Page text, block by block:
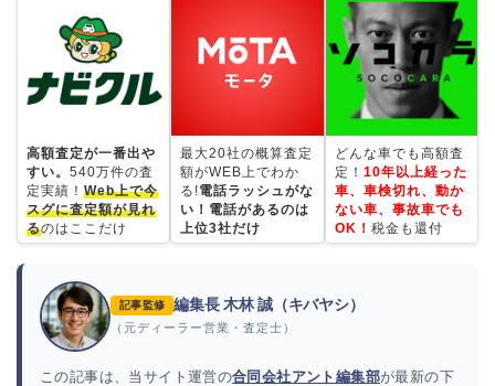
高額査定が一番出や
すい。 540万件の査
定実績！ Web上で今
スグに査定額が見れ
るのはここだけ
最大20社の概算査定
額がWEB上でわか
る!電話ラッシュがな
い！電話があるのは
上位3社だけ
どんな車でも高額査
定！ 10年以上経った
車、車検切れ、動か
ない車、事故車でも
OK！ 税金も還付
記事監修 編集長 木林 誠（キバヤシ）
（元ディーラー営業・査定士）
この記事は、当サイト運営の合同会社アント編集部が最新の下